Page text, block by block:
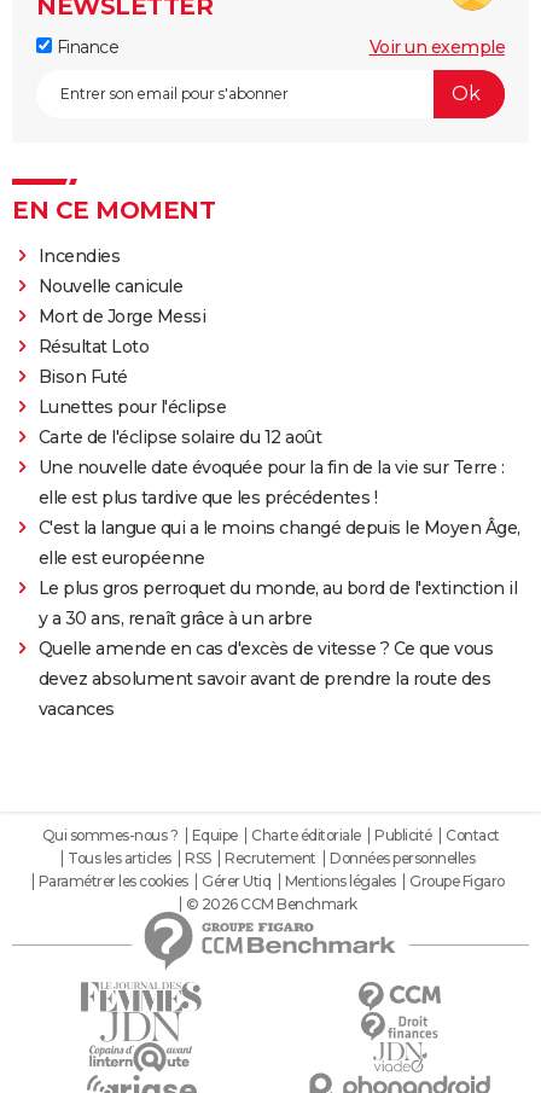
NEWSLETTER
Finance Voir un exemple
EN CE MOMENT
Incendies
Nouvelle canicule
Mort de Jorge Messi
Résultat Loto
Bison Futé
Lunettes pour l'éclipse
Carte de l'éclipse solaire du 12 août
Une nouvelle date évoquée pour la fin de la vie sur Terre :
elle est plus tardive que les précédentes !
C'est la langue qui a le moins changé depuis le Moyen Âge,
elle est européenne
Le plus gros perroquet du monde, au bord de l'extinction il
y a 30 ans, renaît grâce à un arbre
Quelle amende en cas d'excès de vitesse ? Ce que vous
devez absolument savoir avant de prendre la route des
vacances
Qui sommes-nous ? Equipe Charte éditoriale Publicité
Contact
Tous les articles
RSS Recrutement
Données personnelles
Paramétrer les cookies
Gérer Utiq Mentions légales
Groupe Figaro
© 2026 CCM Benchmark